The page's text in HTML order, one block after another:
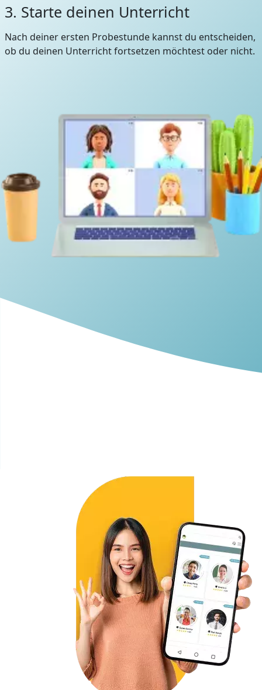
3. Starte deinen Unterricht
Nach deiner ersten Probestunde kannst du entscheiden,
ob du deinen Unterricht fortsetzen möchtest oder nicht.